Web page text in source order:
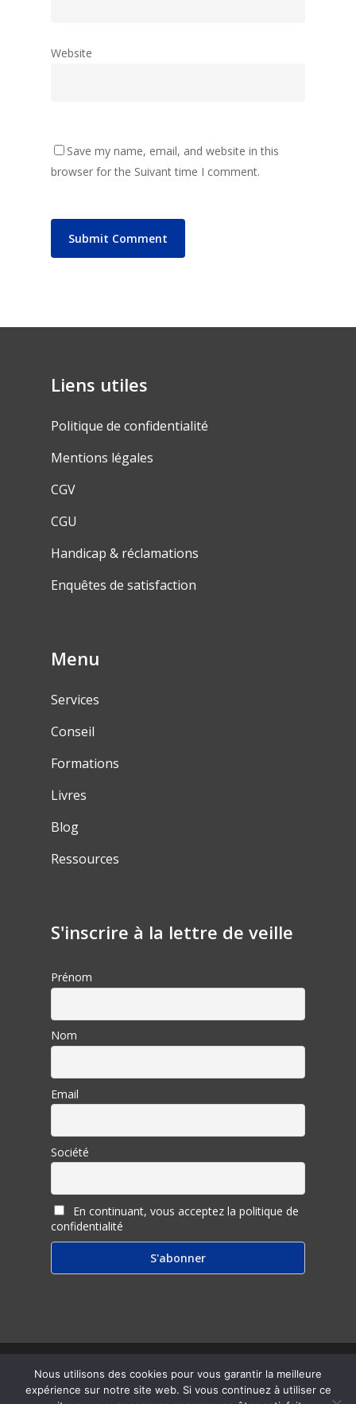
Website
Save my name, email, and website in this
browser for the Suivant time I comment.
Liens utiles
Politique de confidentialité
Mentions légales
CGV
CGU
Handicap & réclamations
Enquêtes de satisfaction
Menu
Services
Conseil
Formations
Livres
Blog
Ressources
S'inscrire à la lettre de veille
Prénom
Nom
Email
Société
En continuant, vous acceptez la politique de
confidentialité
© 2026 Inter Ligere.
Nous utilisons des cookies pour vous garantir la meilleure
expérience sur notre site web. Si vous continuez à utiliser ce